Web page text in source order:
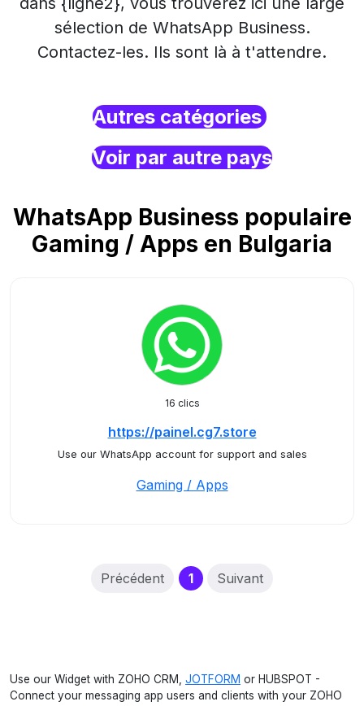
sélection de WhatsApp Business.
Contactez-les. Ils sont là à t'attendre.
Autres catégories
Voir par autre pays
WhatsApp Business populaire
Gaming / Apps en Bulgaria
16 clics
https://painel.cg7.store
Use our WhatsApp account for support and sales
Gaming / Apps
Précédent 1(current)
Suivant
Use our Widget with ZOHO CRM, JOTFORM or HUBSPOT -
Connect your messaging app users and clients with your ZOHO